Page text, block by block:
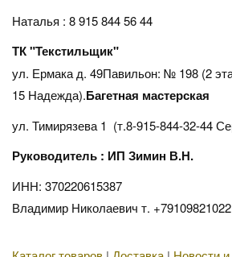
Наталья : 8 915 844 56 44
ТК "Текстильщик"
ул. Ермака д. 49Павильон: № 198 (2
15 Надежда).Багетная мастерская
ул. Тимирязева 1 (т.8-915-844-32-44
Руководитель : ИП Зимин В.Н.
ИНН: 370220615387
Владимир Николаевич т.